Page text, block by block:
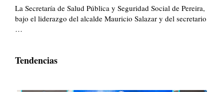
La Secretaría de Salud Pública y Seguridad Social de Pereira,
bajo el liderazgo del alcalde Mauricio Salazar y del secretario
…
Tendencias